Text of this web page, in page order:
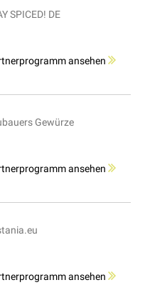
SPICED! DE
ansehen
Gewürze
ansehen
ansehen